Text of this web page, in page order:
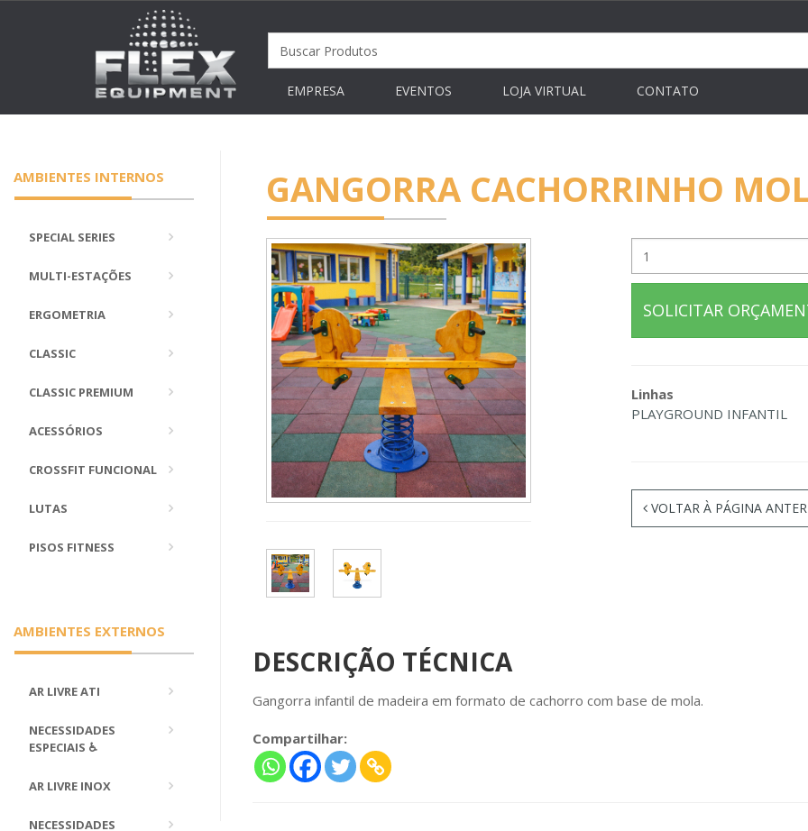
EMPRESA EVENTOS LOJA VIRTUAL CONTATO
AMBIENTES INTERNOS
SPECIAL SERIES
MULTI-ESTAÇÕES
ERGOMETRIA
CLASSIC
CLASSIC PREMIUM
ACESSÓRIOS
CROSSFIT FUNCIONAL
LUTAS
PISOS FITNESS
AMBIENTES EXTERNOS
AR LIVRE ATI
NECESSIDADES
ESPECIAIS ♿
AR LIVRE INOX
NECESSIDADES
GANGORRA CACHORRINHO
SOLICITAR
Linhas
PLAYGROUND INFANTIL
VOLTAR À PÁGINA
DESCRIÇÃO TÉCNICA
Gangorra infantil de madeira em formato de cachorro com base de mola.
Compartilhar: